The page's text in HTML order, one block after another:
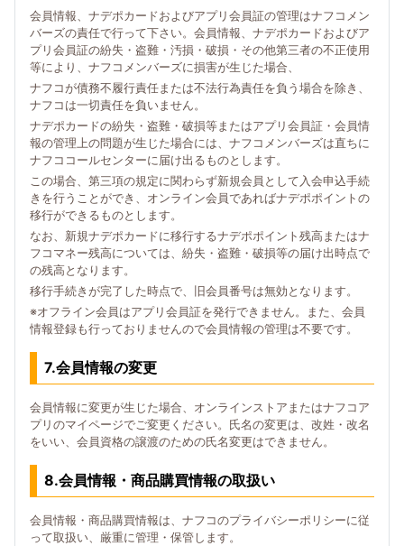
会員情報、ナデポカードおよびアプリ会員証の管理はナフコメン
バーズの責任で行って下さい。会員情報、ナデポカードおよびア
プリ会員証の紛失・盗難・汚損・破損・その他第三者の不正使用
等により、ナフコメンバーズに損害が生じた場合、
ナフコが債務不履行責任または不法行為責任を負う場合を除き、
ナフコは一切責任を負いません。
ナデポカードの紛失・盗難・破損等またはアプリ会員証・会員情
報の管理上の問題が生じた場合には、ナフコメンバーズは直ちに
ナフココールセンターに届け出るものとします。
この場合、第三項の規定に関わらず新規会員として入会申込手続
きを行うことができ、オンライン会員であればナデポポイントの
移行ができるものとします。
なお、新規ナデポカードに移行するナデポポイント残高またはナ
フコマネー残高については、紛失・盗難・破損等の届け出時点で
の残高となります。
移行手続きが完了した時点で、旧会員番号は無効となります。
※オフライン会員はアプリ会員証を発行できません。また、会員
情報登録も行っておりませんので会員情報の管理は不要です。
7.会員情報の変更
会員情報に変更が生じた場合、オンラインストアまたはナフコア
プリのマイページでご変更ください。氏名の変更は、改姓・改名
をいい、会員資格の譲渡のための氏名変更はできません。
8.会員情報・商品購買情報の取扱い
会員情報・商品購買情報は、ナフコのプライバシーポリシーに従
って取扱い、厳重に管理・保管します。